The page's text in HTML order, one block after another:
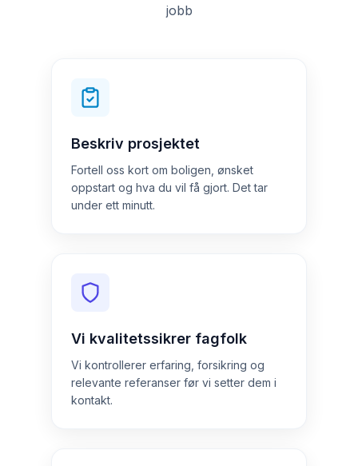
jobb
Beskriv prosjektet
Fortell oss kort om boligen, ønsket
oppstart og hva du vil få gjort. Det tar
under ett minutt.
Vi kvalitetssikrer fagfolk
Vi kontrollerer erfaring, forsikring og
relevante referanser før vi setter dem i
kontakt.